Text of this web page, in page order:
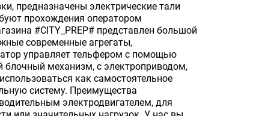
предназначены электрические тали
прохождения оператором
#CITY_PREP# представлен большой
современные агрегаты,
управляет тельфером с помощью
блочный механизм, с электроприводом,
как самостоятельное
систему. Преимущества
электродвигателем, для